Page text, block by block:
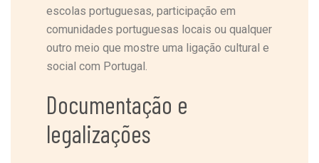
escolas portuguesas, participação em
comunidades portuguesas locais ou qualquer
outro meio que mostre uma ligação cultural e
social com Portugal.
Documentação e
legalizações